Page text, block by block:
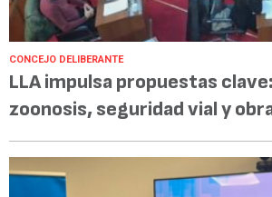
CONCEJO DELIBERANTE
LLA impulsa propuestas
zoonosis, seguridad vial y